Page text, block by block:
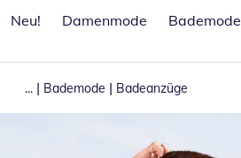
Neu!
Damenmode Bademode
... | Bademode | Badeanzüge